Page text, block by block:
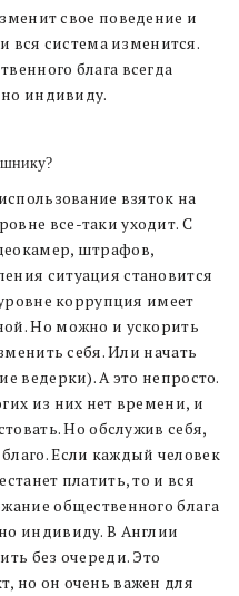
свое поведение и
вся система изменится.
блага всегда
индивиду.
взяток на
все-таки уходит. С
штрафов,
ситуация становится
коррупция имеет
Но можно и ускорить
себя. Или начать
ведерки). А это непросто.
из них нет времени, и
Но обслужив себя,
Если каждый человек
платить, то и вся
общественного блага
индивиду. В Англии
без очереди. Это
но он очень важен для